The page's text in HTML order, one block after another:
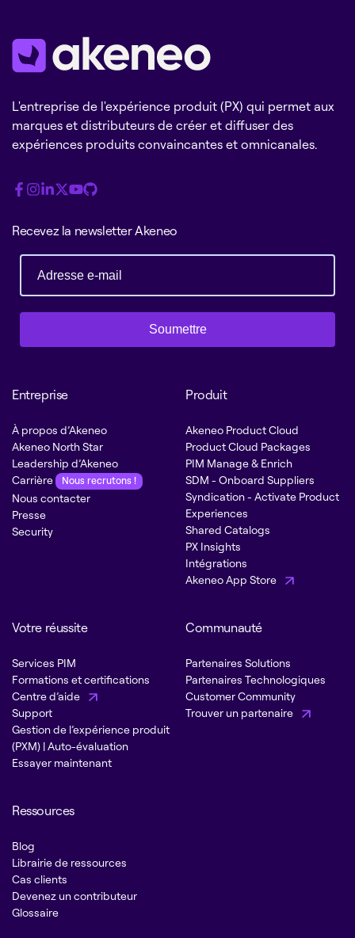
L'entreprise de l'expérience produit (PX) qui permet aux
marques et distributeurs de créer et diffuser des
expériences produits convaincantes et omnicanales.
Recevez la newsletter Akeneo
Soumettre
Entreprise
À propos d’Akeneo
Akeneo North Star
Leadership d’Akeneo
Carrière
Nous recrutons !
Nous contacter
Presse
Security
Produit
Akeneo Product Cloud
Product Cloud Packages
PIM Manage & Enrich
SDM - Onboard Suppliers
Syndication - Activate Product
Experiences
Shared Catalogs
PX Insights
Intégrations
Akeneo App Store
Votre réussite
Services PIM
Formations et certifications
Centre d’aide
Support
Gestion de l’expérience produit
(PXM) | Auto-évaluation
Essayer maintenant
Communauté
Partenaires Solutions
Partenaires Technologiques
Customer Community
Trouver un partenaire
Ressources
Blog
Librairie de ressources
Cas clients
Devenez un contributeur
Glossaire